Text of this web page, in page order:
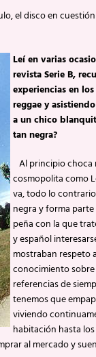
el disco en
Leí en varias
revista Serie B,
experiencias en
reggae y
a un chico
tan negra?
Al principio choca
cosmopolita como
va, todo lo
negra y forma
peña con la que
y español
mostraban respeto
conocimiento sobre
referencias de
tenemos que
viviendo
habitación hasta
al mercado y